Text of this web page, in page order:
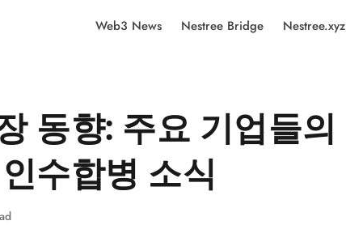
Web3 News Nestree Bridge Nestree.xyz
동향: 주요 기업들의
수합병 소식